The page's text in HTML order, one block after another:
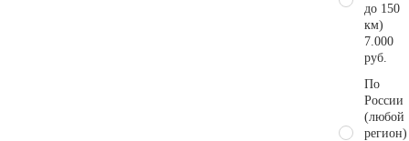
до 150
км)
7.000
руб.
По
России
(любой
регион)